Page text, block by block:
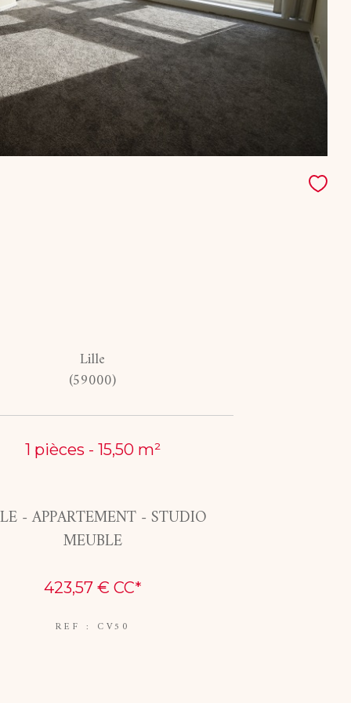
Lille
(59000)
1 pièces - 15,50 m²
- APPARTEMENT - STUDIO
MEUBLE
423,57 € CC*
REF : CV50